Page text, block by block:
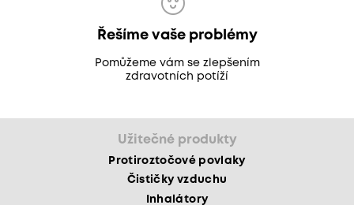
Řešíme vaše problémy
Pomůžeme vám se zlepšením
zdravotních potíží
Užitečné produkty
Protiroztočové povlaky
Čističky vzduchu
Inhalátory